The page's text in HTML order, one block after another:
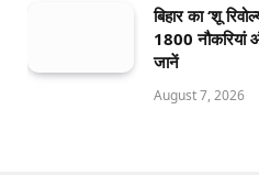
बिहार का ‘शू
1800 नौकरियां
जानें
August 7, 2026